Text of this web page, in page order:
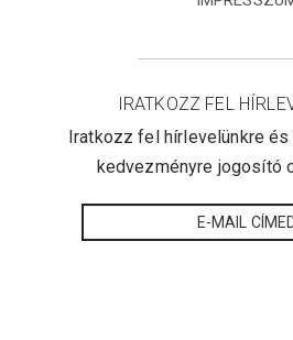
IRATKOZZ FEL
Iratkozz fel hírlevelünkre és
kedvezményre jogosító